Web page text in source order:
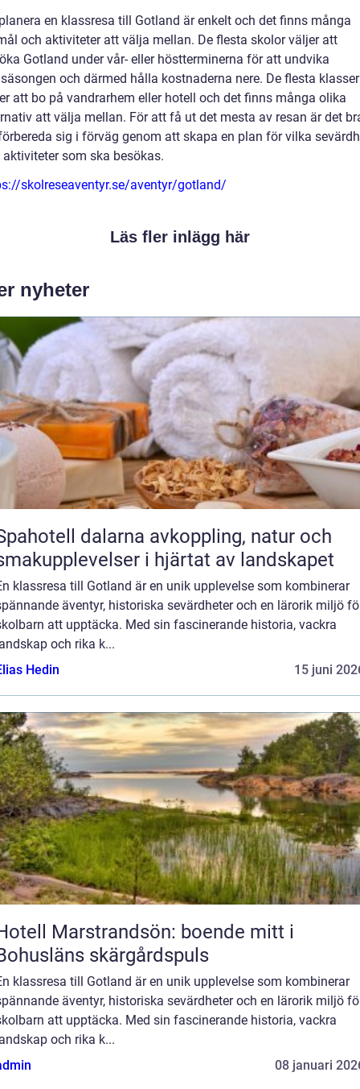
en klassresa till Gotland är enkelt och det finns många
och aktiviteter att välja mellan. De flesta skolor väljer att
Gotland under vår- eller höstterminerna för att undvika
och därmed hålla kostnaderna nere. De flesta klasser
att bo på vandrarhem eller hotell och det finns många olika
att välja mellan. För att få ut det mesta av resan är det
sig i förväg genom att skapa en plan för vilka
aktiviteter som ska besökas.
skolreseaventyr.se/aventyr/gotland/
Läs fler inlägg här
nyheter
dalarna avkoppling, natur och
i hjärtat av landskapet
klassresa till Gotland är en unik upplevelse som kombinerar
äventyr, historiska sevärdheter och en lärorik miljö
att upptäcka. Med sin fascinerande historia, vackra
och rika k...
Hedin
15 juni
Marstrandsön: boende mitt i
skärgårdspuls
klassresa till Gotland är en unik upplevelse som kombinerar
äventyr, historiska sevärdheter och en lärorik miljö
att upptäcka. Med sin fascinerande historia, vackra
och rika k...
08 januari